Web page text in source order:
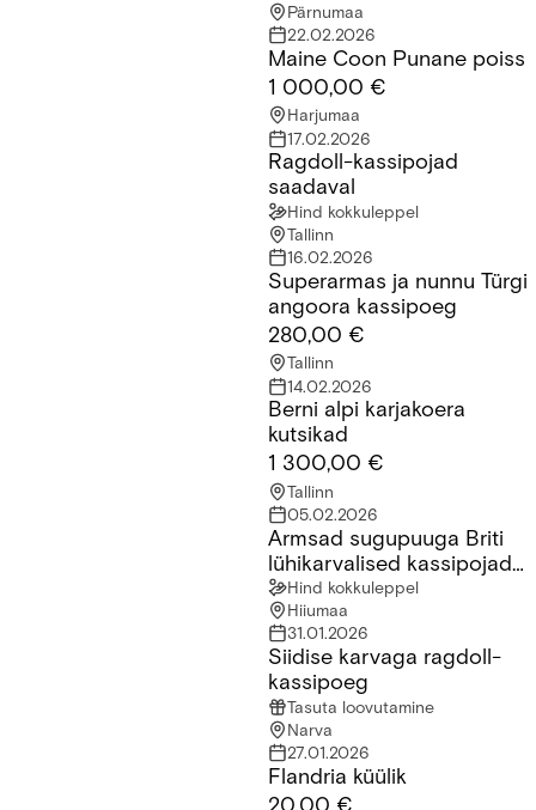
Pärnumaa
22.02.2026
Maine Coon Punane poiss
1 000,00 €
Harjumaa
17.02.2026
Ragdoll-kassipojad
saadaval
Hind kokkuleppel
Tallinn
16.02.2026
Superarmas ja nunnu Türgi angoora kassipoeg
Superarmas ja nunnu Türgi
angoora kassipoeg
280,00 €
Tallinn
14.02.2026
Berni alpi karjakoera
kutsikad
1 300,00 €
Tallinn
05.02.2026
Armsad sugupuuga Briti lühikarvalised kassipojad saadaval!
Armsad sugupuuga Briti
lühikarvalised kassipojad
saadaval!
Hind kokkuleppel
Hiiumaa
31.01.2026
Siidise karvaga ragdoll-kassipoegSiidise karvaga ragdoll-
kassipoeg
Tasuta loovutamine
Narva
27.01.2026
Flandria küülik